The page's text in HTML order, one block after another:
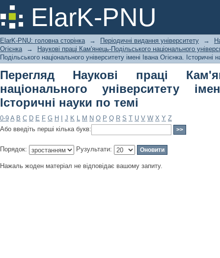
ElarK-PNU
Перегляд Наукові праці Кам'янець-
імені Івана Огієнка. Історичні науки
ElarK-PNU: головна сторінка → Періодичні видання університету →
Огієнка
→
Наукові праці Кам'янець-Подільського національного
Подільського національного університету імені Івана Огієнка. Історичні
Перегляд Наукові праці
національного університету
Історичні науки по темі
0-9 A B C D E F G H J K L M N O P Q R S T U V W X Y Z
Або введіть перші кілька букв:
Порядок: Рузультати:
Нажаль жоден матеріал не відповідає вашому запиту.